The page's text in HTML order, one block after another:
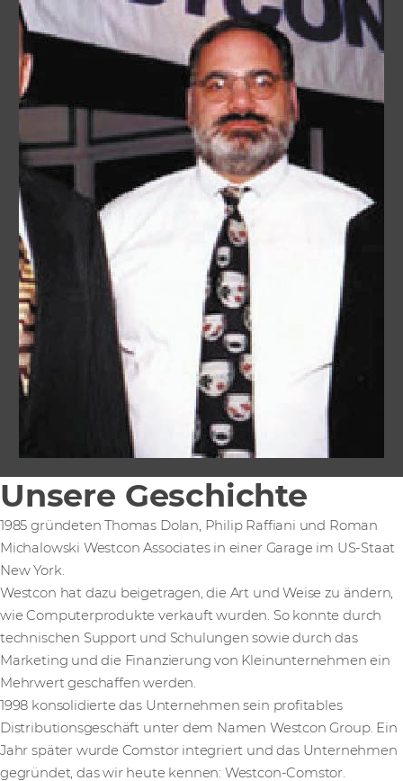
Unsere Geschichte
1985 gründeten Thomas Dolan, Philip Raffiani und Roman
Michalowski Westcon Associates in einer Garage im US-Staat
New York.
Westcon hat dazu beigetragen, die Art und Weise zu ändern,
wie Computerprodukte verkauft wurden. So konnte durch
technischen Support und Schulungen sowie durch das
Marketing und die Finanzierung von Kleinunternehmen ein
Mehrwert geschaffen werden.
1998 konsolidierte das Unternehmen sein profitables
Distributionsgeschäft unter dem Namen Westcon Group. Ein
Jahr später wurde Comstor integriert und das Unternehmen
gegründet, das wir heute kennen: Westcon-Comstor.